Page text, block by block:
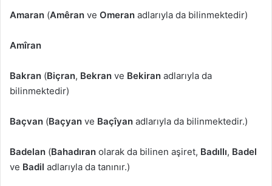
Amaran (Amêran ve Omeran adlarıyla da bilinmektedir)
Amîran
Bakran (Biçran, Bekran ve Bekiran adlarıyla da
bilinmektedir)
Baçvan (Baçyan ve Baçîyan adlarıyla da bilinmektedir.)
Badelan (Bahadıran olarak da bilinen aşiret, Badıllı, Badel
ve Badil adlarıyla da tanınır.)